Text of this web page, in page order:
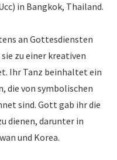
in Bangkok, Thailand.
an Gottesdiensten
zu einer kreativen
Ihr Tanz beinhaltet ein
die von symbolischen
sind. Gott gab ihr die
dienen, darunter in
und Korea.